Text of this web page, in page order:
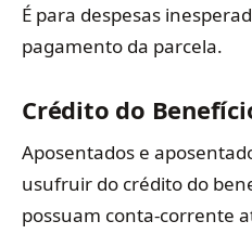
É para despesas
pagamento da parcela.
Crédito do
Aposentados e
usufruir do crédito do
possuam conta-corrente